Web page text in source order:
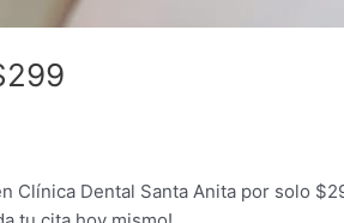
Clínica Dental Santa Anita por solo